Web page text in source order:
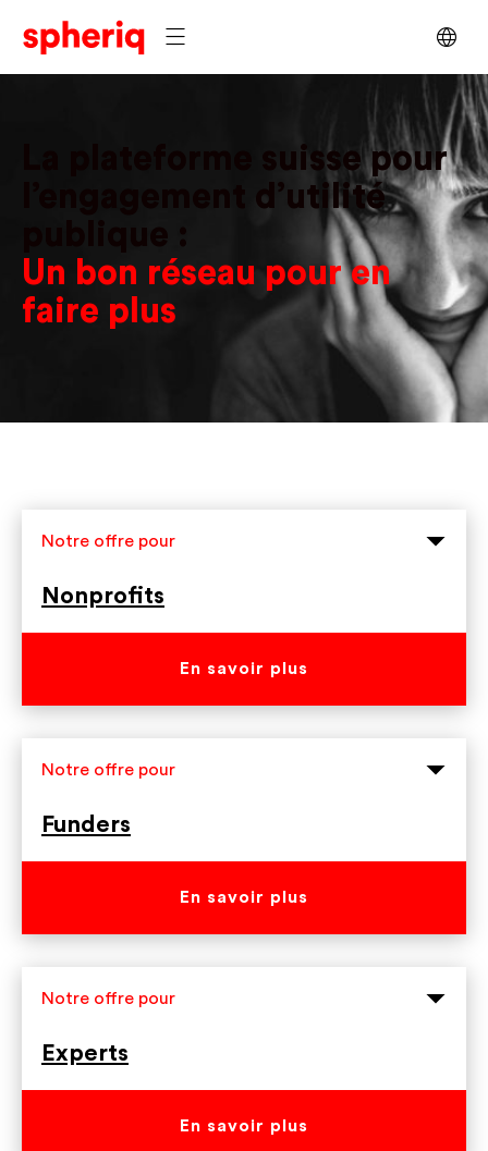
La plateforme suisse pour
l’engagement d’utilité
Un bon réseau pour en
faire plus
Notre offre pour
Nonprofits
En savoir plus
Notre offre pour
Funders
En savoir plus
Notre offre pour
Experts
En savoir plus